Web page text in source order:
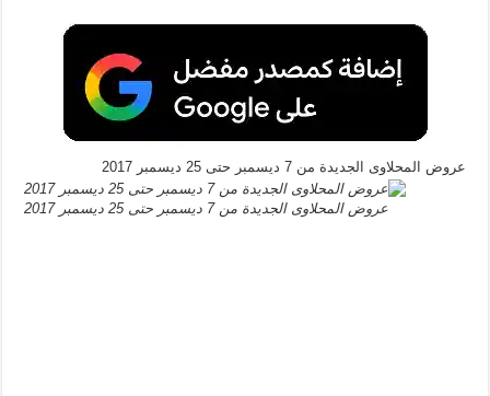
عروض المحلاوى الجديدة من 7 ديسمبر حتى 25 ديسمبر 2017
عروض المحلاوى الجديدة من 7 ديسمبر حتى 25 ديسمبر 2017